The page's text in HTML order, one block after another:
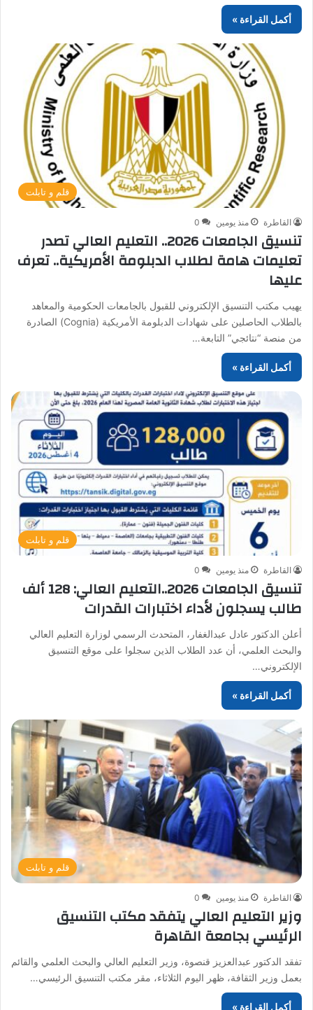
أكمل القراءة »
قلم و تابلت
القاطرة منذ يومين 0
تنسيق الجامعات 2026.. التعليم العالي تصدر
تعليمات هامة لطلاب الدبلومة الأمريكية.. تعرف
عليها
يهيب مكتب التنسيق الإلكتروني للقبول بالجامعات الحكومية والمعاهد
بالطلاب الحاصلين على شهادات الدبلومة الأمريكية (Cognia) الصادرة
من منصة “نتائجي” التابعة…
أكمل القراءة »
قلم و تابلت
القاطرة منذ يومين 0
تنسيق الجامعات 2026..التعليم العالي: 128 ألف
طالب يسجلون لأداء اختبارات القدرات
أعلن الدكتور عادل عبدالغفار، المتحدث الرسمي لوزارة التعليم العالي
والبحث العلمي، أن عدد الطلاب الذين سجلوا على موقع التنسيق
الإلكتروني…
أكمل القراءة »
قلم و تابلت
القاطرة منذ يومين 0
وزير التعليم العالي يتفقد مكتب التنسيق
الرئيسي بجامعة القاهرة
تفقد الدكتور عبدالعزيز قنصوة، وزير التعليم العالي والبحث العلمي والقائم
بعمل وزير الثقافة، ظهر اليوم الثلاثاء، مقر مكتب التنسيق الرئيسي…
أكمل القراءة »